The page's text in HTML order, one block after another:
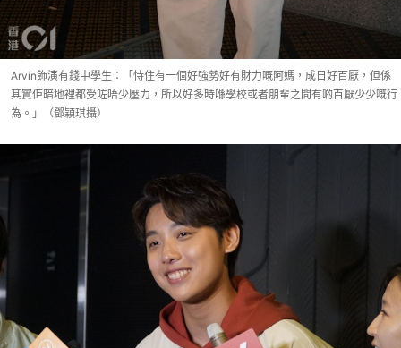
Arvin飾演有錢中學生：「恃住有一個好強勢好有財力嘅阿媽，成日好百厭，但係
其實佢暗地裡都受咗唔少壓力，所以好多時喺學校或者朋輩之間有啲百厭少少嘅行
為。」（鄧穎琪攝）